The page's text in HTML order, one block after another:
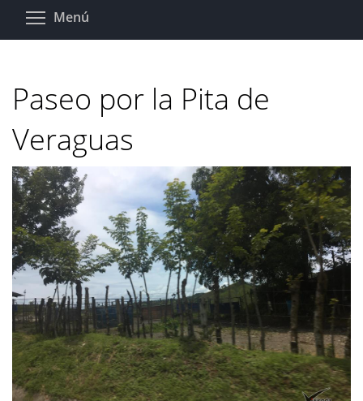
Pasar
Menú
Paseo por la Pita de
Veraguas